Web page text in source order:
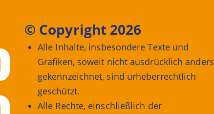
© Copyright 2026
Alle Inhalte, insbesondere Texte und
Grafiken, soweit nicht ausdrücklich anders
gekennzeichnet, sind urheberrechtlich
geschützt.
Alle Rechte, einschließlich der